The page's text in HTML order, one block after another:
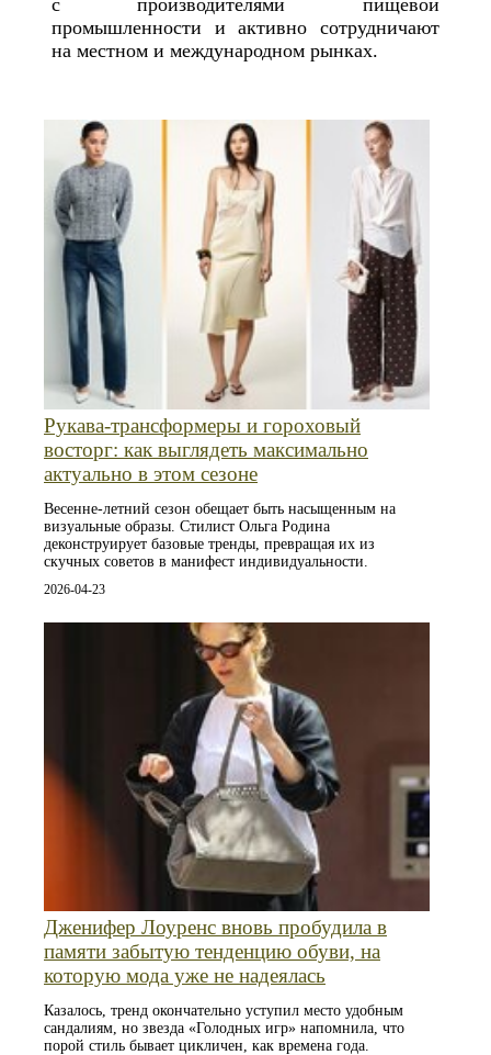
промышленности и активно сотрудничают
на местном и международном рынках.
Рукава-трансформеры и гороховый
восторг: как выглядеть максимально
актуально в этом сезоне
Весенне-летний сезон обещает быть насыщенным на
визуальные образы. Стилист Ольга Родина
деконструирует базовые тренды, превращая их из
скучных советов в манифест индивидуальности.
2026-04-23
Дженифер Лоуренс вновь пробудила в
памяти забытую тенденцию обуви, на
которую мода уже не надеялась
Казалось, тренд окончательно уступил место удобным
сандалиям, но звезда «Голодных игр» напомнила, что
порой стиль бывает цикличен, как времена года.